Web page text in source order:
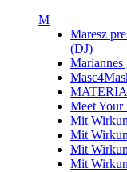
M
Maresz
(DJ)
Mariannes
Meet Your
Mit
Mit
Mit
Mit